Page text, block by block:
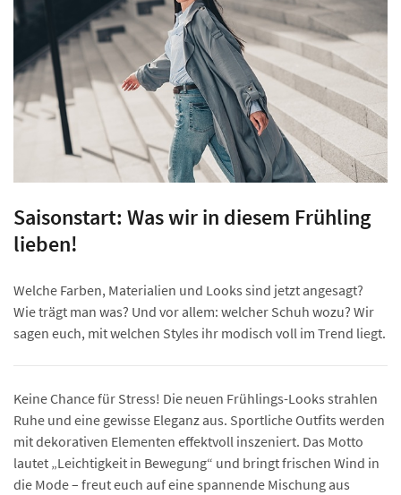
Saisonstart: Was wir in diesem Frühling
lieben!
Welche Farben, Materialien und Looks sind jetzt angesagt?
Wie trägt man was? Und vor allem: welcher Schuh wozu? Wir
sagen euch, mit welchen Styles ihr modisch voll im Trend liegt.
Keine Chance für Stress! Die neuen Frühlings-Looks strahlen
Ruhe und eine gewisse Eleganz aus. Sportliche Outfits werden
mit dekorativen Elementen effektvoll inszeniert. Das Motto
lautet „Leichtigkeit in Bewegung“ und bringt frischen Wind in
die Mode – freut euch auf eine spannende Mischung aus